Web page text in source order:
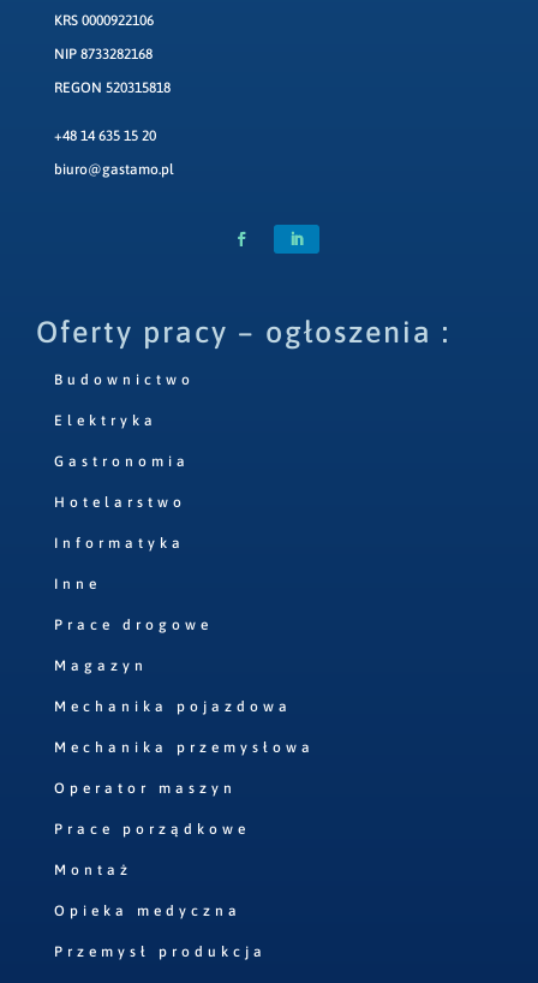
KRS 0000922106
NIP 8733282168
REGON 520315818
+48 14 635 15 20
biuro@gastamo.pl
Oferty pracy – ogłoszenia :
Budownictwo
Elektryka
Gastronomia
Hotelarstwo
Informatyka
Inne
Prace drogowe
Magazyn
Mechanika pojazdowa
Mechanika przemysłowa
Operator maszyn
Prace porządkowe
Montaż
Opieka medyczna
Przemysł produkcja